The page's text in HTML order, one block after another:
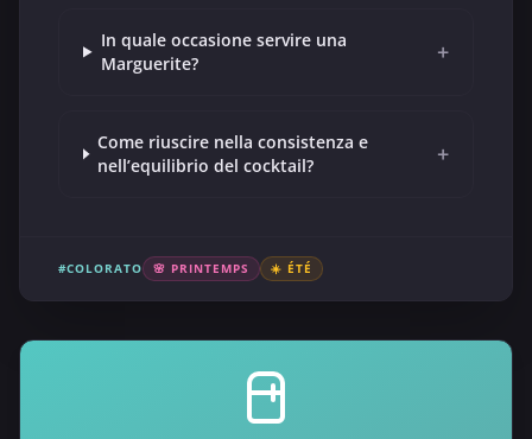
In quale occasione servire una
Marguerite?
+
Come riuscire nella consistenza e
nell’equilibrio del cocktail?
+
#COLORATO 🌸 PRINTEMPS ☀️ ÉTÉ